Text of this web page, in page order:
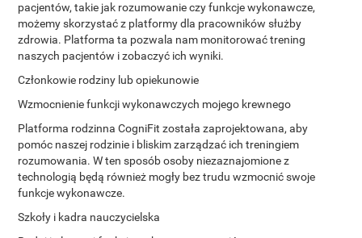
pacjentów, takie jak rozumowanie czy funkcje wykonawcze,
możemy skorzystać z platformy dla pracowników służby
zdrowia. Platforma ta pozwala nam monitorować trening
naszych pacjentów i zobaczyć ich wyniki.
Członkowie rodziny lub opiekunowie
Wzmocnienie funkcji wykonawczych mojego krewnego
Platforma rodzinna CogniFit została zaprojektowana, aby
pomóc naszej rodzinie i bliskim zarządzać ich treningiem
rozumowania. W ten sposób osoby niezaznajomione z
technologią będą również mogły bez trudu wzmocnić swoje
funkcje wykonawcze.
Szkoły i kadra nauczycielska